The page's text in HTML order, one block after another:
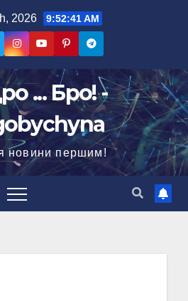
2026 9:52:42 AM
... Бро! -
новини першим!